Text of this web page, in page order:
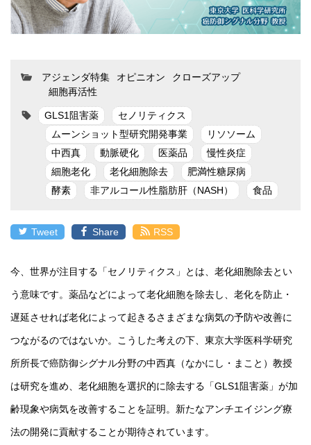
アジェンダ特集 オピニオン
クローズアップ
細胞再活性
GLS1阻害薬
セノリティクス
ムーンショット型研究開発事業
リソソーム
中西真
動脈硬化 医薬品
慢性炎症
細胞老化
老化細胞除去
肥満性糖尿病
酵素
非アルコール性脂肪肝（NASH） 食品
Tweet Share RSS
今、世界が注目する「セノリティクス」とは、老化細胞除去とい
う意味です。薬品などによって老化細胞を除去し、老化を防止・
遅延させれば老化によって起きるさまざまな病気の予防や改善に
つながるのではないか。こうした考えの下、東京大学医科学研究
所所長で癌防御シグナル分野の中西真（なかにし・まこと）教授
は研究を進め、老化細胞を選択的に除去する「GLS1阻害薬」が加
齢現象や病気を改善することを証明。新たなアンチエイジング療
法の開発に貢献することが期待されています。